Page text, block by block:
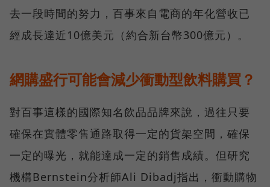
去一段時間的努力，百事來自電商的年化營收已
經成長達近10億美元（約合新台幣300億元）。
網購盛行可能會減少衝動型飲料購買？
對百事這樣的國際知名飲品品牌來說，過往只要
確保在實體零售通路取得一定的貨架空間，確保
一定的曝光，就能達成一定的銷售成績。但研究
機構Bernstein分析師Ali Dibadj指出，衝動購物